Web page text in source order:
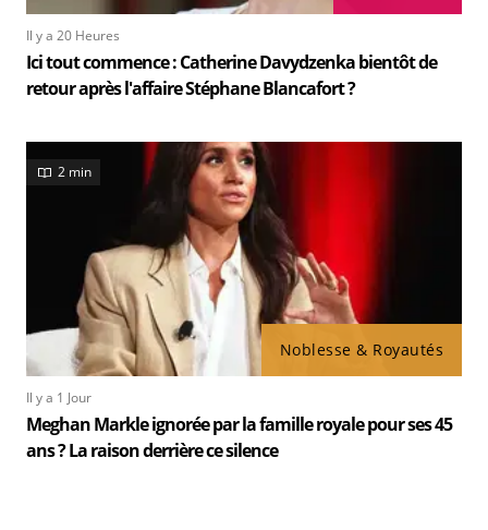
Il y a 20 Heures
Ici tout commence : Catherine Davydzenka bientôt de
retour après l'affaire Stéphane Blancafort ?
Noblesse & Royautés
2 min
Il y a 1 Jour
Meghan Markle ignorée par la famille royale pour ses 45
ans ? La raison derrière ce silence